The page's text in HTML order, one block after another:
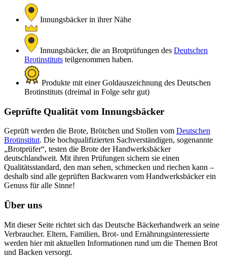
Innungsbäcker in ihrer Nähe
Innungsbäcker, die an Brotprüfungen des Deutschen
Brotinstituts teilgenommen haben.
Produkte mit einer Goldauszeichnung des Deutschen
Brotinstituts (dreimal in Folge sehr gut)
Geprüfte Qualität vom Innungsbäcker
Geprüft werden die Brote, Brötchen und Stollen vom Deutschen
Brotinstitut. Die hochqualifizierten Sachverständigen, sogenannte
„Brotprüfer“, testen die Brote der Handwerksbäcker
deutschlandweit. Mit ihren Prüfungen sichern sie einen
Qualitätsstandard, den man sehen, schmecken und riechen kann –
deshalb sind alle geprüften Backwaren vom Handwerksbäcker ein
Genuss für alle Sinne!
Über uns
Mit dieser Seite richtet sich das Deutsche Bäckerhandwerk an seine
Verbraucher. Eltern, Familien, Brot- und Ernährungsinteressierte
werden hier mit aktuellen Informationen rund um die Themen Brot
und Backen versorgt.